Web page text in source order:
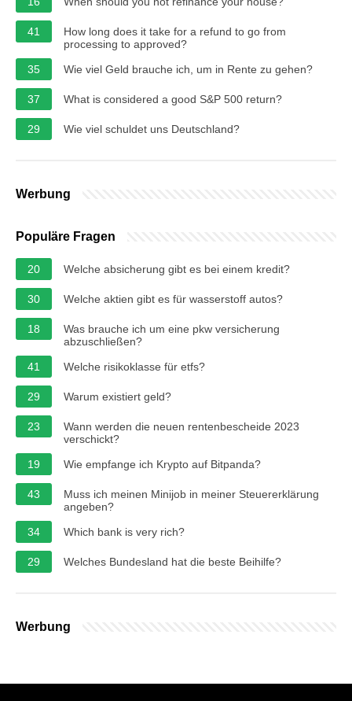
41
How long does it take for a refund to go from
processing to approved?
35
Wie viel Geld brauche ich, um in Rente zu gehen?
37 What is considered a good S&P 500 return?
29 Wie viel schuldet uns Deutschland?
Werbung
Populäre Fragen
20 Welche absicherung gibt es bei einem kredit?
30 Welche aktien gibt es für wasserstoff autos?
18
Was brauche ich um eine pkw versicherung
abzuschließen?
41
Welche risikoklasse für etfs?
29 Warum existiert geld?
23
Wann werden die neuen rentenbescheide 2023
verschickt?
19
Wie empfange ich Krypto auf Bitpanda?
43
Muss ich meinen Minijob in meiner Steuererklärung
angeben?
34
Which bank is very rich?
29 Welches Bundesland hat die beste Beihilfe?
Werbung